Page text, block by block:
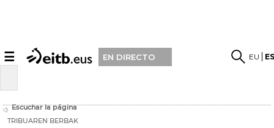
☰ EN DIRECTO EU
Escuchar la página
TRIBUAREN BERBAK